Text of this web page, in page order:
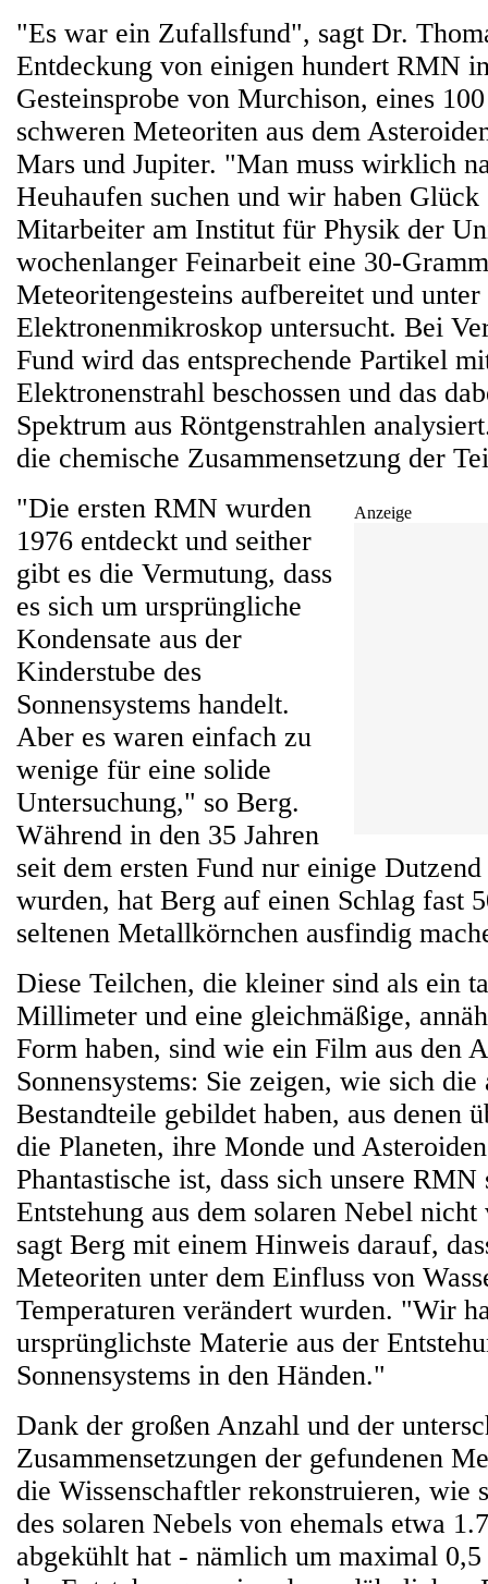
"Es war ein Zufallsfund", sagt Dr.
Entdeckung von einigen hundert RMN
Gesteinsprobe von Murchison, eines
schweren Meteoriten aus dem
Mars und Jupiter. "Man muss wirklich
Heuhaufen suchen und wir haben
Mitarbeiter am Institut für Physik der
wochenlanger Feinarbeit eine 30-
Meteoritengesteins aufbereitet und unter
Elektronenmikroskop untersucht. Bei
Fund wird das entsprechende Partikel
Elektronenstrahl beschossen und das
Spektrum aus Röntgenstrahlen
die chemische Zusammensetzung der
Anzeige
"Die ersten RMN wurden
1976 entdeckt und seither
gibt es die Vermutung, dass
es sich um ursprüngliche
Kondensate aus der
Kinderstube des
Sonnensystems handelt.
Aber es waren einfach zu
wenige für eine solide
Untersuchung," so Berg.
Während in den 35 Jahren
seit dem ersten Fund nur einige
wurden, hat Berg auf einen Schlag fast
seltenen Metallkörnchen ausfindig
Diese Teilchen, die kleiner sind als ein
Millimeter und eine gleichmäßige,
Form haben, sind wie ein Film aus den
Sonnensystems: Sie zeigen, wie sich
Bestandteile gebildet haben, aus denen
die Planeten, ihre Monde und
Phantastische ist, dass sich unsere
Entstehung aus dem solaren Nebel
sagt Berg mit einem Hinweis darauf,
Meteoriten unter dem Einfluss von
Temperaturen verändert wurden. "Wir
ursprünglichste Materie aus der
Sonnensystems in den Händen."
Dank der großen Anzahl und der
Zusammensetzungen der gefundenen
die Wissenschaftler rekonstruieren, wie
des solaren Nebels von ehemals etwa
abgekühlt hat - nämlich um maximal